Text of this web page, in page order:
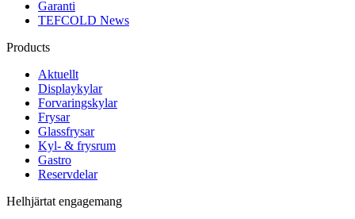
Garanti
TEFCOLD News
Products
Aktuellt
Displaykylar
Forvaringskylar
Frysar
Glassfrysar
Kyl- & frysrum
Gastro
Reservdelar
Helhjärtat engagemang